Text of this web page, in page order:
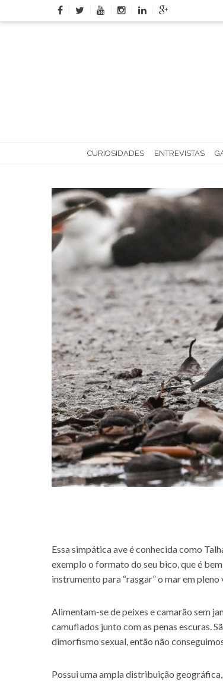
to
CURIOSIDADES ENTREVISTAS
Essa simpática ave é conhecida como
exemplo o formato do seu bico, que é
instrumento para “rasgar” o mar em pleno
Alimentam-se de peixes e camarão sem
camuflados junto com as penas escuras.
dimorfismo sexual, então não
Possui uma ampla distribuição